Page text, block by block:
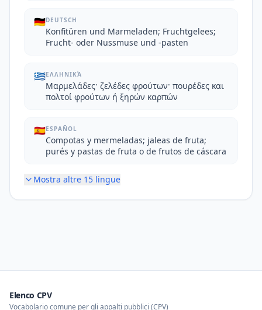
🇩🇪DEUTSCH
Konfitüren und Marmeladen; Fruchtgelees;
Frucht- oder Nussmuse und -pasten
🇬🇷ΕΛΛΗΝΙΚΆ
Μαρμελάδες· ζελέδες φρούτων· πουρέδες και
πολτοί φρούτων ή ξηρών καρπών
🇪🇸ESPAÑOL
Compotas y mermeladas; jaleas de fruta;
purés y pastas de fruta o de frutos de cáscara
Mostra altre 15 lingue
Elenco CPV
Vocabolario comune per gli appalti pubblici (CPV)